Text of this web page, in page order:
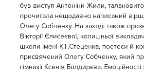
був виступ Антоніни Жили,
прочитала нещодавно написаний
Олегу Собченку. На заході також
Вікторії Єлисеєвої, колишньої
школи імені К.Г.Стеценка, поетеси й
присвячений Олегу Собченку, який
гімназії Ксенія Болдирєва.